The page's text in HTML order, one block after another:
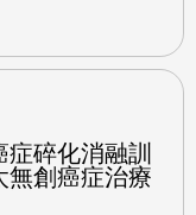
碎化消融訓
無創癌症治療